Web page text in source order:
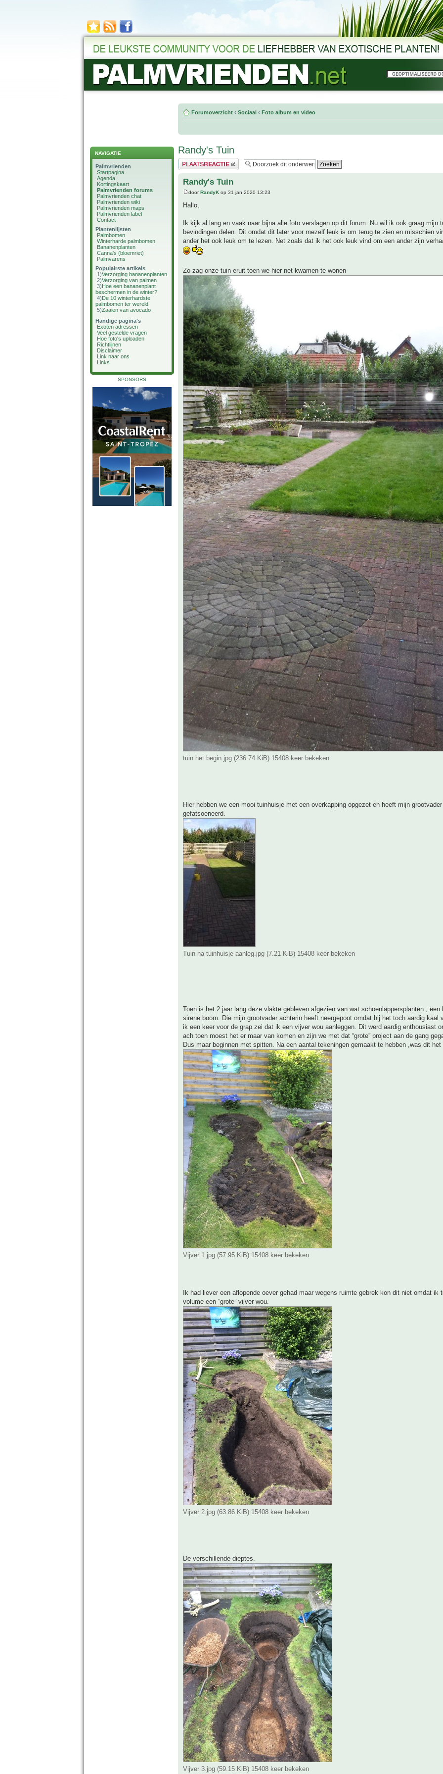
NAVIGATIE
Palmvrienden
Startpagina
Agenda
Kortingskaart
Palmvrienden forums
Palmvrienden chat
Palmvrienden wiki
Palmvrienden maps
Palmvrienden label
Contact
Plantenlijsten
Palmbomen
Winterharde palmbomen
Bananenplanten
Canna's (bloemriet)
Palmvarens
Populairste artikels
1)Verzorging bananenplanten
2)Verzorging van palmen
3)Hoe een bananenplant
beschermen in de winter?
4)De 10 winterhardste
palmbomen ter wereld
5)Zaaien van avocado
Handige pagina's
Exoten adressen
Veel gestelde vragen
Hoe foto's uploaden
Richtlijnen
Disclaimer
Link naar ons
Links
SPONSORS
Forumoverzicht ‹ Sociaal ‹ Foto album en video
Randy's Tuin
Plaats een reactie
Randy's Tuin
doorRandyK op 31 jan 2020 13:23
Hallo,
Ik kijk al lang en vaak naar bijna alle foto verslagen op dit forum. Nu wil ik ook graag mijn
bevindingen delen. Dit omdat dit later voor mezelf leuk is om terug te zien en misschien
ander het ook leuk om te lezen. Net zoals dat ik het ook leuk vind om een ander zijn
Zo zag onze tuin eruit toen we hier net kwamen te wonen
tuin het begin.jpg (236.74 KiB) 15408 keer bekeken
Hier hebben we een mooi tuinhuisje met een overkapping opgezet en heeft mijn
gefatsoeneerd.
Tuin na tuinhuisje aanleg.jpg (7.21 KiB) 15408 keer bekeken
Toen is het 2 jaar lang deze vlakte gebleven afgezien van wat schoenlappersplanten , een
sirene boom. Die mijn grootvader achterin heeft neergepoot omdat hij het toch aardig kaal
ik een keer voor de grap zei dat ik een vijver wou aanleggen. Dit werd aardig enthousiast
ach toen moest het er maar van komen en zijn we met dat “grote” project aan de gang
Dus maar beginnen met spitten. Na een aantal tekeningen gemaakt te hebben ,was dit het
Vijver 1.jpg (57.95 KiB) 15408 keer bekeken
Ik had liever een aflopende oever gehad maar wegens ruimte gebrek kon dit niet omdat ik
volume een “grote” vijver wou.
Vijver 2.jpg (63.86 KiB) 15408 keer bekeken
De verschillende dieptes.
Vijver 3.jpg (59.15 KiB) 15408 keer bekeken